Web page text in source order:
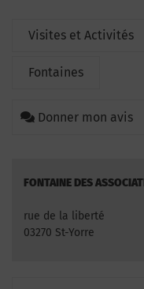
Visites et Activités
Fontaines
Donner mon avis
FONTAINE DES
rue de la liberté
03270 St-Yorre